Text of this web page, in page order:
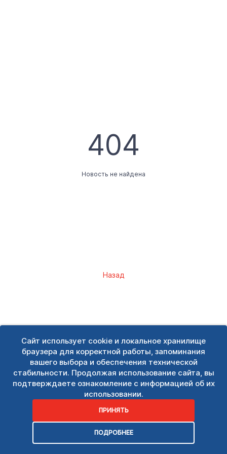
Сайт использует cookie и локальное хранилище
браузера для корректной работы, запоминания
вашего выбора и обеспечения технической
стабильности. Продолжая использование сайта, вы
подтверждаете ознакомление с информацией об их
использовании.
ПРИНЯТЬ
ПОДРОБНЕЕ
404
Новость не найдена
Назад